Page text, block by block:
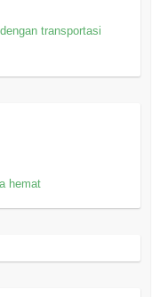
transportasi
hemat